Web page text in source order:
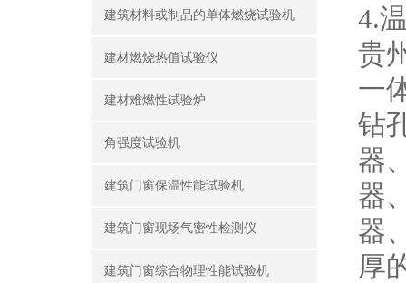
建筑材料或制品的单体燃烧试验机
建材燃烧热值试验仪
建材难燃性试验炉
角强度试验机
建筑门窗保温性能试验机
建筑门窗现场气密性检测仪
建筑门窗综合物理性能试验机
4.
贵
一
钻
器
器
器
厚